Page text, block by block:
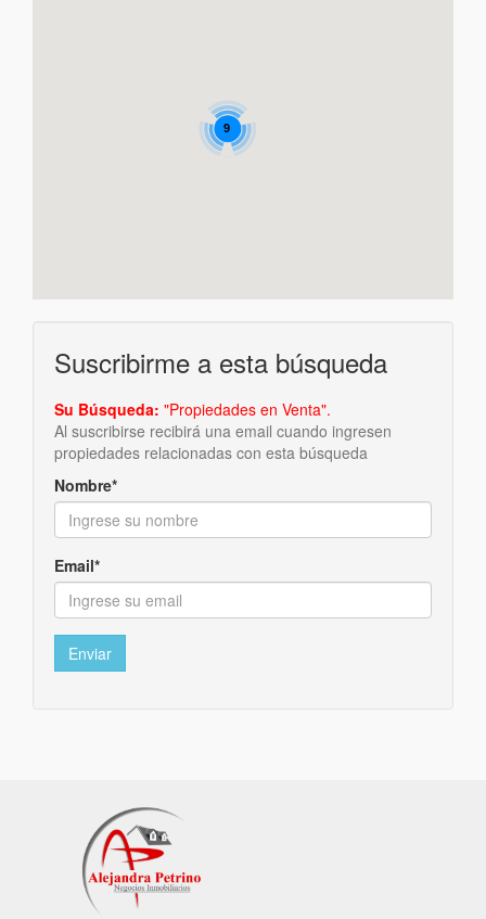
9
Suscribirme a esta búsqueda
Su Búsqueda: "Propiedades en Venta".
Al suscribirse recibirá una email cuando ingresen
propiedades relacionadas con esta búsqueda
Nombre*
Email*
Enviar